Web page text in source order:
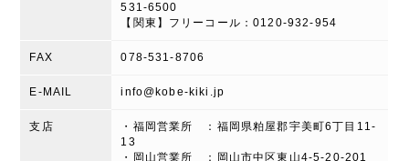
531-6500
【関東】フリーコール：0120-932-954
FAX 078-531-8706
E-MAIL info@kobe-kiki.jp
支店
・福岡営業所 ：福岡県粕屋郡宇美町6丁目11-
13
・岡山営業所 ：岡山市中区東山4-5-20-201